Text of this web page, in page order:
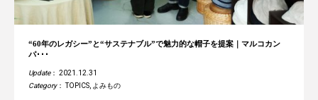
“60年のレガシー”と“サステナブル”で魅力的な帽子を提案｜マルコカン
パ･･･
Update： 2021.12.31
Category：TOPICS よみもの